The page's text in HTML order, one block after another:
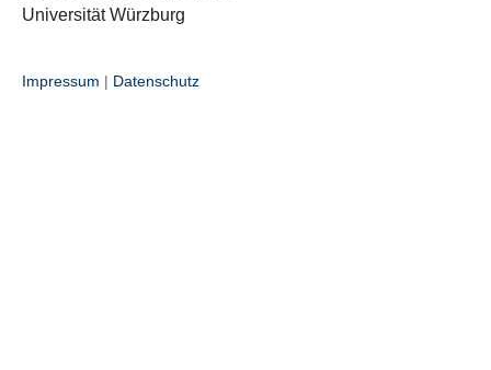
Universität Würzburg
Impressum | Datenschutz